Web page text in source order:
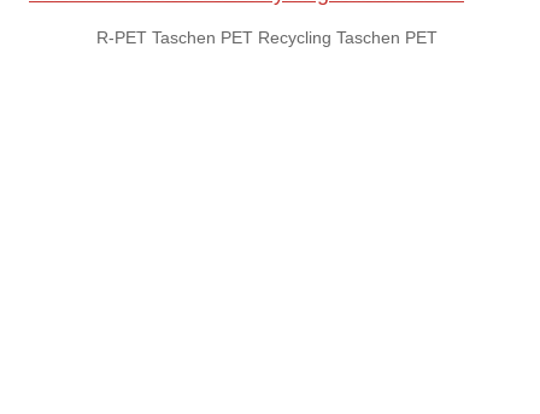
R-PET Taschen PET Recycling Taschen PET